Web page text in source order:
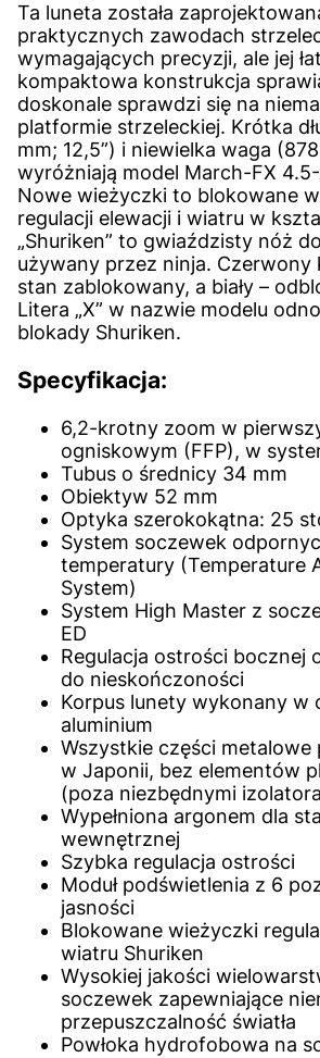
Ta luneta została
praktycznych zawodach
wymagających precyzji, ale jej
kompaktowa konstrukcja
doskonale sprawdzi się na
platformie strzeleckiej. Krótka
mm; 12,5”) i niewielka waga
wyróżniają model March-FX
Nowe wieżyczki to blokowane
regulacji elewacji i wiatru w
„Shuriken” to gwiaździsty nóż
używany przez ninja. Czerwony
stan zablokowany, a biały –
Litera „X” w nazwie modelu
blokady Shuriken.
Specyfikacja:
6,2-krotny zoom w
ogniskowym (FFP), w
Tubus o średnicy 34 mm
Obiektyw 52 mm
Optyka szerokokątna: 25
System soczewek
temperatury (Temperature
System)
System High Master z
ED
Regulacja ostrości bocznej
do nieskończoności
Korpus lunety wykonany w
aluminium
Wszystkie części metalowe
w Japonii, bez elementów
(poza niezbędnymi
Wypełniona argonem dla
wewnętrznej
Szybka regulacja ostrości
Moduł podświetlenia z 6
jasności
Blokowane wieżyczki
wiatru Shuriken
Wysokiej jakości
soczewek zapewniające
przepuszczalność światła
Powłoka hydrofobowa na